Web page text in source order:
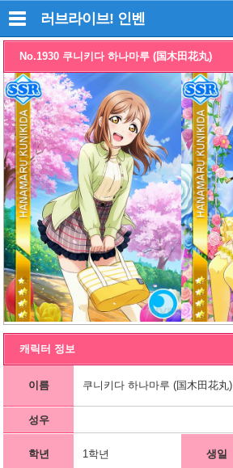
러브라이브! 인벤
No.1930 쿠니키다 하나마루 (国木田花丸)
캐릭터 정보
이름 쿠니키다 하나마루 (国木田花丸)
성우
학년 1학년 생일